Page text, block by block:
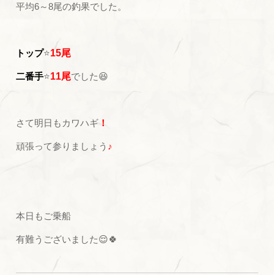
平均6～8尾の釣果でした。
トップ⭐15尾
二番手⭐11尾でした😆
さて明日もカワハギ ！
頑張って参りましょう ♪
本日もご乗船
有難うございました😌🍀